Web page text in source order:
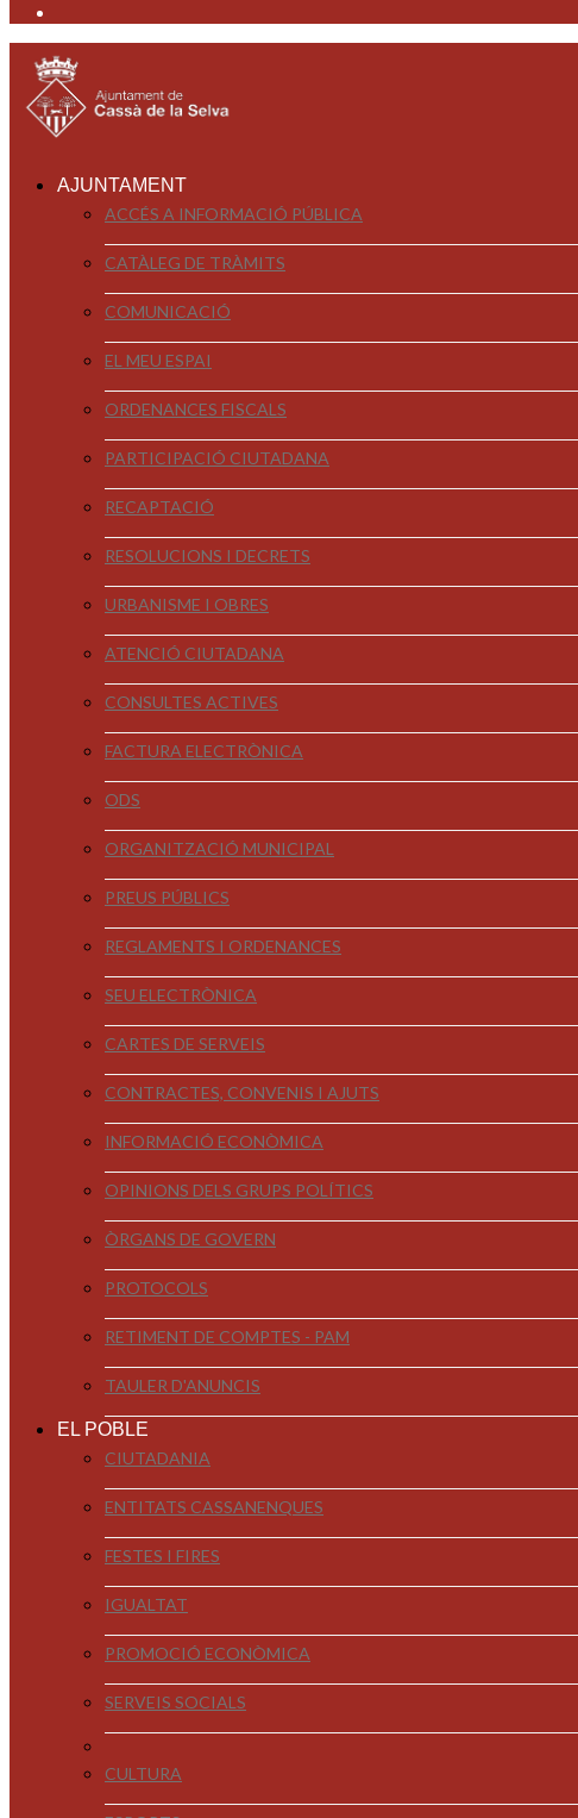
AJUNTAMENT
ACCÉS A INFORMACIÓ PÚBLICA
CATÀLEG DE TRÀMITS
COMUNICACIÓ
EL MEU ESPAI
ORDENANCES FISCALS
PARTICIPACIÓ CIUTADANA
RECAPTACIÓ
RESOLUCIONS I DECRETS
URBANISME I OBRES
ATENCIÓ CIUTADANA
CONSULTES ACTIVES
FACTURA ELECTRÒNICA
ODS
ORGANITZACIÓ MUNICIPAL
PREUS PÚBLICS
REGLAMENTS I ORDENANCES
SEU ELECTRÒNICA
CARTES DE SERVEIS
CONTRACTES, CONVENIS I AJUTS
INFORMACIÓ ECONÒMICA
OPINIONS DELS GRUPS POLÍTICS
ÒRGANS DE GOVERN
PROTOCOLS
RETIMENT DE COMPTES - PAM
TAULER D'ANUNCIS
EL POBLE
CIUTADANIA
ENTITATS CASSANENQUES
FESTES I FIRES
IGUALTAT
PROMOCIÓ ECONÒMICA
SERVEIS SOCIALS
CULTURA